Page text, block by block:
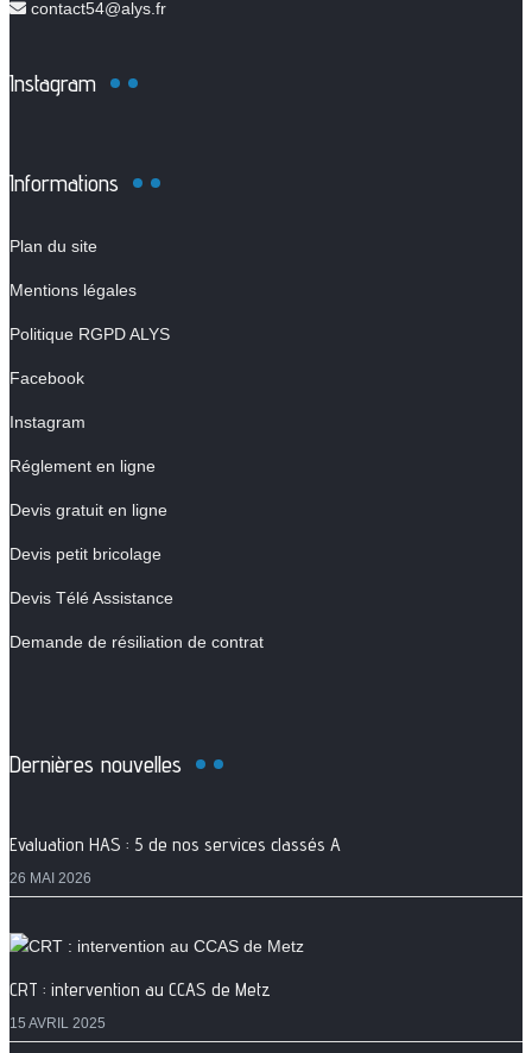
contact54@alys.fr
Instagram
Informations
Plan du site
Mentions légales
Politique RGPD ALYS
Facebook
Instagram
Réglement en ligne
Devis gratuit en ligne
Devis petit bricolage
Devis Télé Assistance
Demande de résiliation de contrat
Dernières nouvelles
Evaluation HAS : 5 de nos services classés A
26 MAI 2026
CRT : intervention au CCAS de Metz
15 AVRIL 2025